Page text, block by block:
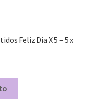
Feliz Dia X 5 – 5 x